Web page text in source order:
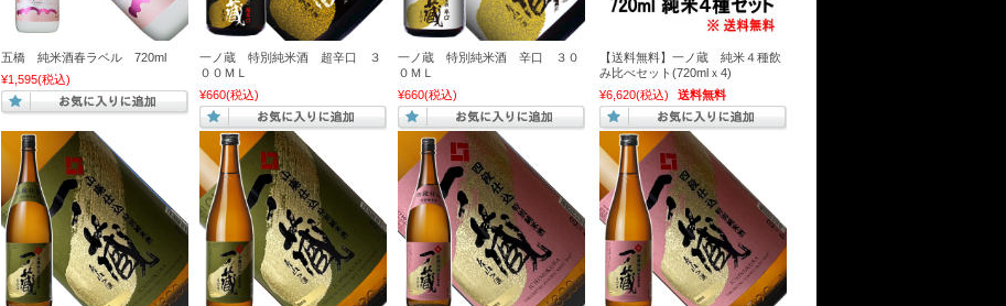
五橋 純米酒春ラベル 720ml
¥1,595(税込)
一ノ蔵 特別純米酒 超辛口 ３
００ＭＬ
¥660(税込)
一ノ蔵 特別純米酒 辛口 ３０
０ＭＬ
¥660(税込)
【送料無料】一ノ蔵 純米４種飲
み比べセット(720mlｘ4)
¥6,620(税込) 送料無料